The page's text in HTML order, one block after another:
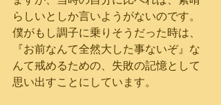
らしいとしか言いようがないのです。
僕がもし調子に乗りそうだった時は、
『お前なんて全然大した事ないぞ』な
んて戒めるための、失敗の記憶として
思い出すことにしています。